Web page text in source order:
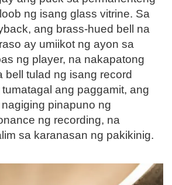
ng isang glass vitrine. Sa
ang brass-hued bell na
ay umiikot ng ayon sa
ng player, na nakapatong
bell tulad ng isang record
ang paggamit, ang
pinapuno ng
ng recording, na
sa karanasan ng pakikinig.